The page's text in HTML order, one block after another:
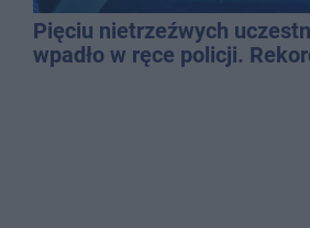
Pięciu nietrzeźwych
wpadło w ręce policji.